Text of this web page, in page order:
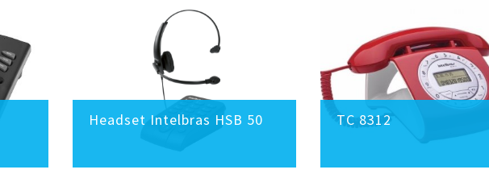
Headset Intelbras HSB 50 TC 8312